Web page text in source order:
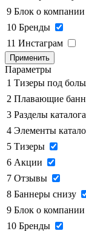
9 Блок о компании
10 Бренды
11 Инстаграм
Применить
Параметры
1 Тизеры под
2 Плавающие
3 Разделы каталога
4 Элементы
5 Тизеры
6 Акции
7 Отзывы
8 Баннеры снизу
9 Блок о компании
10 Бренды